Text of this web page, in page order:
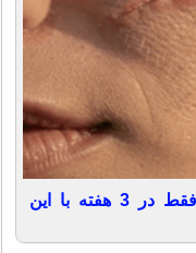
کاهش چشمگیر جای زخم و بخیه فقط در 3 هفته با این